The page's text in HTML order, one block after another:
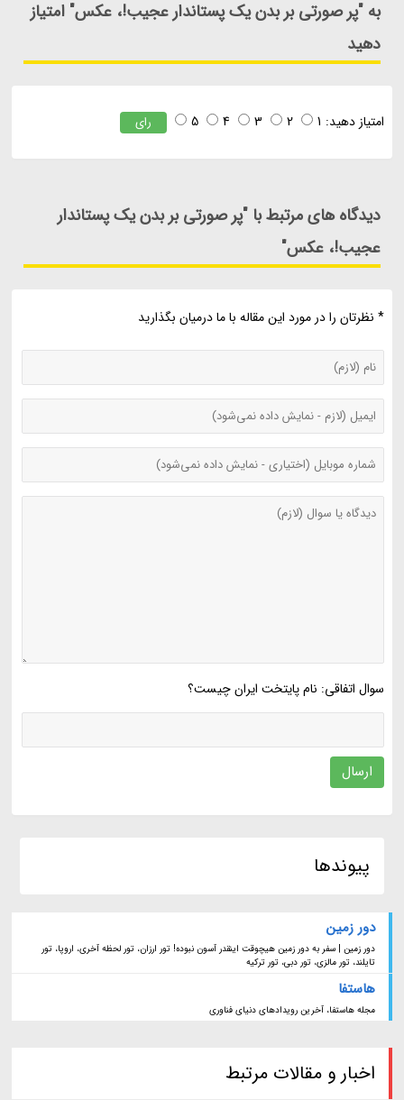
به "پر صورتی بر بدن یک پستاندار عجیب!، عکس" امتیاز
دهید
امتیاز دهید: 1
2
3
4
5 رای
دیدگاه های مرتبط با "پر صورتی بر بدن یک پستاندار
عجیب!، عکس"
* نظرتان را در مورد این مقاله با ما درمیان بگذارید
سوال اتفاقی: نام پایتخت ایران چیست؟
ارسال
پیوندها
دور زمین
دور زمین | سفر به دور زمین هیچوقت اینقدر آسون نبوده! تور ارزان، تور لحظه آخری، اروپا، تور
تایلند، تور مالزی، تور دبی، تور ترکیه
هاستفا
مجله هاستفا، آخرین رویدادهای دنیای فناوری
اخبار و مقالات مرتبط